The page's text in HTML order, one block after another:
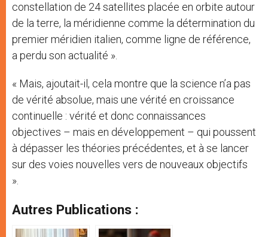
constellation de 24 satellites placée en orbite autour
de la terre, la méridienne comme la détermination du
premier méridien italien, comme ligne de référence,
a perdu son actualité ».
« Mais, ajoutait-il, cela montre que la science n’a pas
de vérité absolue, mais une vérité en croissance
continuelle : vérité et donc connaissances
objectives – mais en développement – qui poussent
à dépasser les théories précédentes, et à se lancer
sur des voies nouvelles vers de nouveaux objectifs
».
Autres Publications :